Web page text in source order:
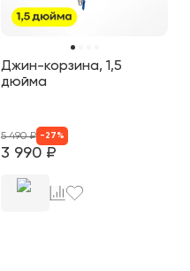
Джин-корзина, 1,5
дюйма
3 990 ₽
5 490₽ - 27 %